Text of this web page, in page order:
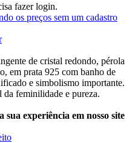
fazer login.
os preços sem um cadastro
de cristal redondo, pérola
em prata 925 com banho de
e simbolismo importante.
da feminilidade e pureza.
experiência em nosso site